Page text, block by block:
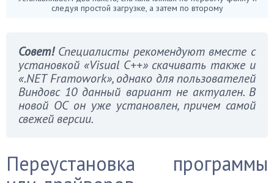
следуя простой загрузке, а затем по второму
Совет!Специалисты рекомендуют вместе с
установкой «Visual C++» скачивать также и
«.NET Framowork», однако для пользователей
Виндовс 10 данный вариант не актуален. В
новой ОС он уже установлен, причем самой
свежей версии.
Переустановка программы